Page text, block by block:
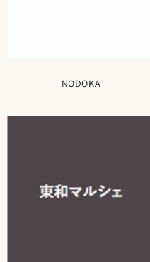
NODOKA